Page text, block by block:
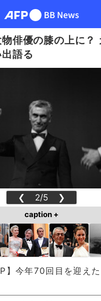
俳優の膝の上に？
語る
❮ 2/5 ❯
caption +
】今年70回目を迎え